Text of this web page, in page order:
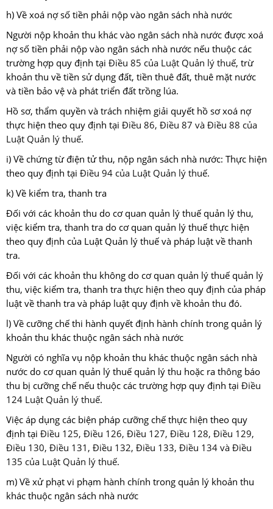
h) Về xoá nợ số tiền phải nộp vào ngân sách nhà nước
Người nộp khoản thu khác vào ngân sách nhà nước được xoá
nợ số tiền phải nộp vào ngân sách nhà nước nếu thuộc các
trường hợp quy định tại Điều 85 của Luật Quản lý thuế, trừ
khoản thu về tiền sử dụng đất, tiền thuê đất, thuê mặt nước
và tiền bảo vệ và phát triển đất trồng lúa.
Hồ sơ, thẩm quyền và trách nhiệm giải quyết hồ sơ xoá nợ
thực hiện theo quy định tại Điều 86, Điều 87 và Điều 88 của
Luật Quản lý thuế.
i) Về chứng từ điện tử thu, nộp ngân sách nhà nước: Thực hiện
theo quy định tại Điều 94 của Luật Quản lý thuế.
k) Về kiểm tra, thanh tra
Đối với các khoản thu do cơ quan quản lý thuế quản lý thu,
việc kiểm tra, thanh tra do cơ quan quản lý thuế thực hiện
theo quy định của Luật Quản lý thuế và pháp luật về thanh
tra.
Đối với các khoản thu không do cơ quan quản lý thuế quản lý
thu, việc kiểm tra, thanh tra thực hiện theo quy định của pháp
luật về thanh tra và pháp luật quy định về khoản thu đó.
l) Về cưỡng chế thi hành quyết định hành chính trong quản lý
khoản thu khác thuộc ngân sách nhà nước
Người có nghĩa vụ nộp khoản thu khác thuộc ngân sách nhà
nước do cơ quan quản lý thuế quản lý thu hoặc ra thông báo
thu bị cưỡng chế nếu thuộc các trường hợp quy định tại Điều
124 Luật Quản lý thuế.
Việc áp dụng các biện pháp cưỡng chế thực hiện theo quy
định tại Điều 125, Điều 126, Điều 127, Điều 128, Điều 129,
Điều 130, Điều 131, Điều 132, Điều 133, Điều 134 và Điều
135 của Luật Quản lý thuế.
m) Về xử phạt vi phạm hành chính trong quản lý khoản thu
khác thuộc ngân sách nhà nước